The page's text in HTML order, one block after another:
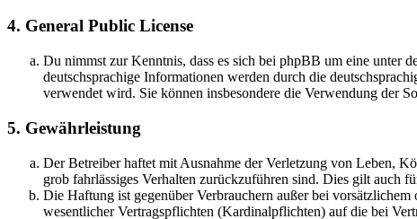
4. General Public License
Du nimmst zur Kenntnis, dass es sich bei phpBB um eine unter
deutschsprachige Informationen werden durch die
verwendet wird. Sie können insbesondere die Verwendung der
5. Gewährleistung
Der Betreiber haftet mit Ausnahme der Verletzung von Leben,
grob fahrlässiges Verhalten zurückzuführen sind. Dies gilt auch
Die Haftung ist gegenüber Verbrauchern außer bei
wesentlicher Vertragspflichten (Kardinalpflichten) auf die bei